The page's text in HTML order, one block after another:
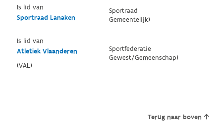
Is lid van
Sportraad Lanaken
Sportraad
Gemeentelijk)
Is lid van
Atletiek Vlaanderen
(VAL)
Sportfederatie
Gewest/Gemeenschap)
Terug naar boven